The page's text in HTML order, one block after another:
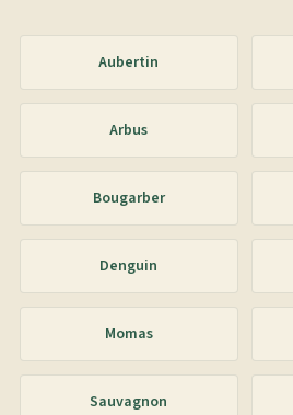
Aubertin
Arbus
Bougarber
Denguin
Momas
Sauvagnon